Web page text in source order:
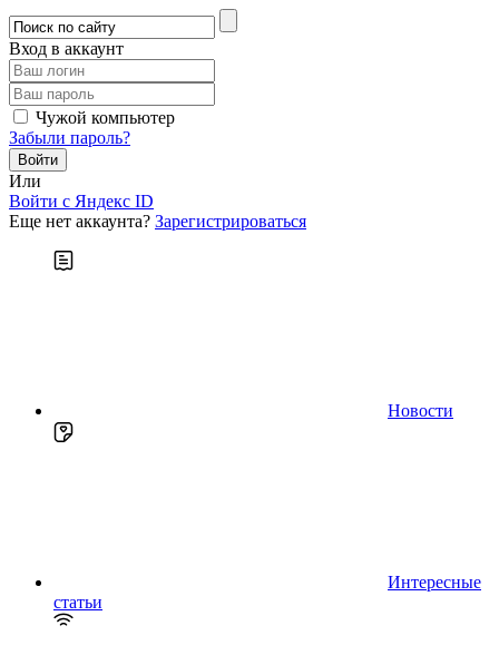
Вход в аккаунт
Чужой компьютер
Забыли пароль?
Или
Войти c Яндекс ID
Еще нет аккаунта? Зарегистрироваться
Новости
Интересные
статьи